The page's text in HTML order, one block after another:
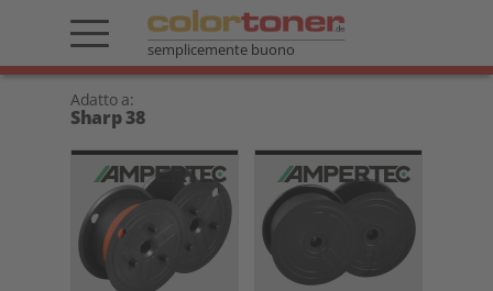
semplicemente buono
Adatto a:
Sharp 38